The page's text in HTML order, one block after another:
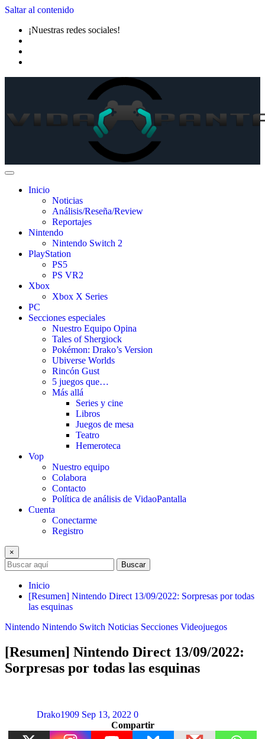
Saltar al contenido
¡Nuestras redes sociales!
Inicio
Noticias
Análisis/Reseña/Review
Reportajes
Nintendo
Nintendo Switch 2
PlayStation
PS5
PS VR2
Xbox
Xbox X Series
PC
Secciones especiales
Nuestro Equipo Opina
Tales of Shergiock
Pokémon: Drako’s Version
Ubiverse Worlds
Rincón Gust
5 juegos que…
Más allá
Series y cine
Libros
Juegos de mesa
Teatro
Hemeroteca
Vop
Nuestro equipo
Colabora
Contacto
Política de análisis de VidaoPantalla
Cuenta
Conectarme
Registro
×
Buscar
Inicio
[Resumen] Nintendo Direct 13/09/2022: Sorpresas por todas
las esquinas
Nintendo Nintendo Switch Noticias Secciones Videojuegos
[Resumen] Nintendo Direct 13/09/2022:
Sorpresas por todas las esquinas
Drako1909 Sep 13, 2022 0
Compartir